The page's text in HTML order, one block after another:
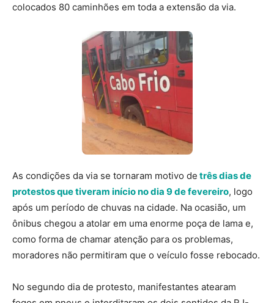
colocados 80 caminhões em toda a extensão da via.
As condições da via se tornaram motivo de três dias de
protestos que tiveram início no dia 9 de fevereiro, logo
após um período de chuvas na cidade. Na ocasião, um
ônibus chegou a atolar em uma enorme poça de lama e,
como forma de chamar atenção para os problemas,
moradores não permitiram que o veículo fosse rebocado.
No segundo dia de protesto, manifestantes atearam